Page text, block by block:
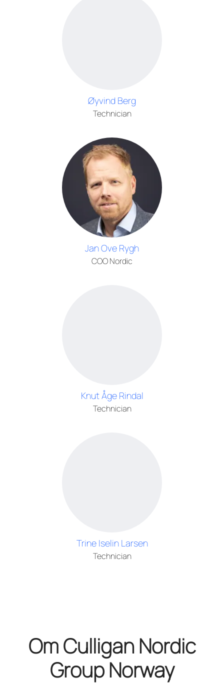
Øyvind Berg
Technician
Jan Ove Rygh
COO Nordic
Knut Åge Rindal
Technician
Trine Iselin Larsen
Technician
Om Culligan Nordic
Group Norway